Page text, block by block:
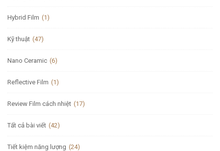
Hybrid Film (1)
Kỹ thuật (47)
Nano Ceramic (6)
Reflective Film (1)
Review Film cách nhiệt (17)
Tất cả bài viết (42)
Tiết kiệm năng lượng (24)